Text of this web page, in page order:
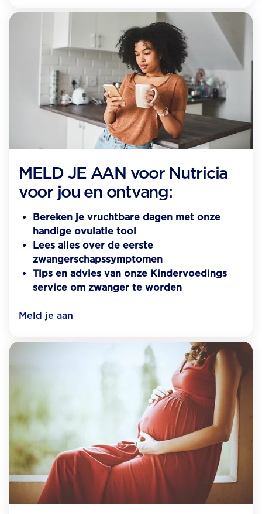
MELD JE AAN voor Nutricia
voor jou en ontvang:
Bereken je vruchtbare dagen met onze
handige ovulatie tool
Lees alles over de eerste
zwangerschapssymptomen
Tips en advies van onze Kindervoedings
service om zwanger te worden
Meld je aan